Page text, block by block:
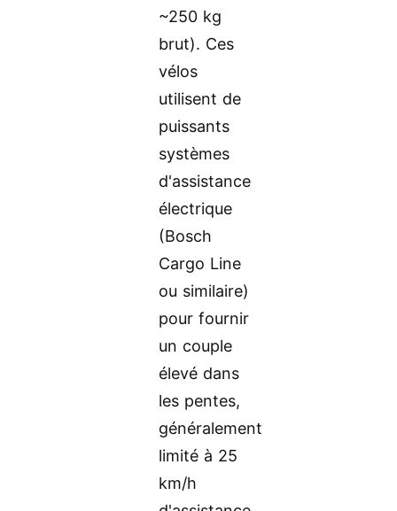
~250 kg
brut). Ces
vélos
utilisent de
puissants
systèmes
d'assistance
électrique
(Bosch
Cargo Line
ou similaire)
pour fournir
un couple
élevé dans
les pentes,
généralement
limité à 25
km/h